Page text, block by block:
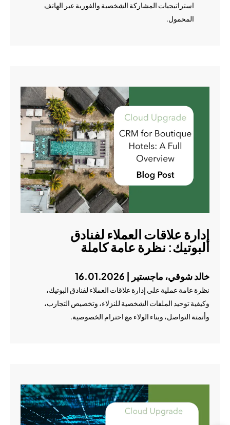
استراتيجيات المشاركة الشخصية والفورية عبر الهاتف
المحمول.
إدارة علاقات العملاء لفنادق
البوتيك: نظرة عامة كاملة
خالد شوقي، ماجستير | 16.01.2026
نظرة عامة عملية على إدارة علاقات العملاء لفنادق البوتيك،
وكيفية توحيد الملفات الشخصية للنزلاء، وتخصيص التجارب،
وأتمتة التواصل، وبناء الولاء مع احترام الخصوصية.